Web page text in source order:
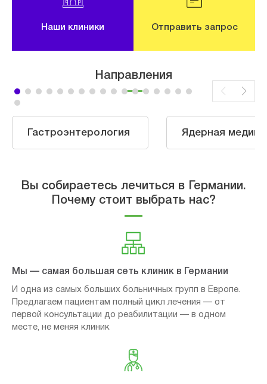
Наши клиники Отправить запрос
Направления
Гастроэнтерология Ядерная
Вы собираетесь лечиться в Германии.
Почему стоит выбрать нас?
Мы — самая большая сеть клиник в Германии
И одна из самых больших больничных групп в Европе.
Предлагаем пациентам полный цикл лечения — от
первой консультации до реабилитации — в одном
месте, не меняя клиник